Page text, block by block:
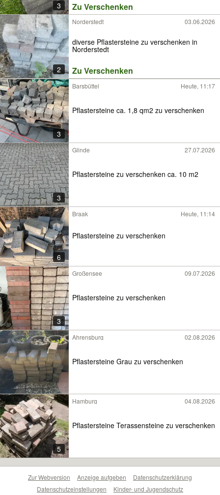
3 Zu Verschenken
2
Norderstedt 03.06.2026
diverse Pflastersteine zu verschenken in
Norderstedt
Zu Verschenken
3
Barsbüttel Heute, 11:17
Pflastersteine ca. 1,8 qm2 zu verschenken
3
Glinde 27.07.2026
Pflastersteine zu verschenken ca. 10 m2
6
Braak Heute, 11:14
Pflastersteine zu verschenken
3
Großensee 09.07.2026
Pflastersteine zu verschenken
Ahrensburg 02.08.2026
Pflastersteine Grau zu verschenken
5
Hamburg 04.08.2026
Pflastersteine Terassensteine zu verschenken
Zur Webversion Anzeige aufgeben
Datenschutzerklärung
Datenschutzeinstellungen
Kinder- und Jugendschutz